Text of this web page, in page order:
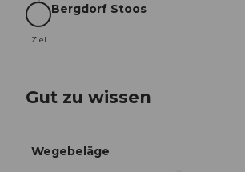
Ziel
Ziel
Bergdorf Stoos
Gut zu wissen
Wegebeläge